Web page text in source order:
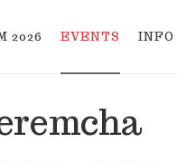
2026 EVENTS INFO